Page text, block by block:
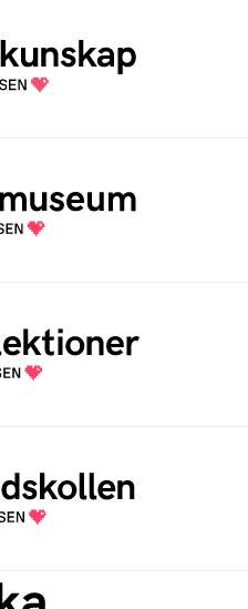
hjälper dig att bli en
internetanvändare
byggts, och kureras
med färdiga lektioner
grundskolan
ett oberoende
som drivs av